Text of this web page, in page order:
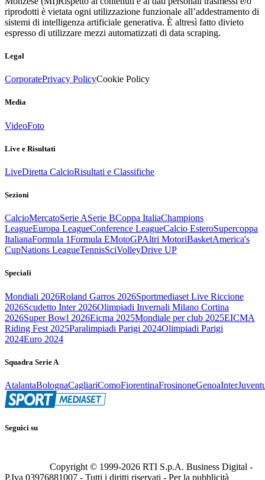
riprodotti è vietata ogni utilizzazione funzionale all’addestramento di
sistemi di intelligenza artificiale generativa. È altresì fatto divieto
espresso di utilizzare mezzi automatizzati di data scraping.
Legal
CorporatePrivacy PolicyCookie Policy
Media
VideoFoto
Live e Risultati
LiveDiretta CalcioRisultati e Classifiche
Sezioni
CalcioMercatoSerie ASerie BCoppa ItaliaChampions
LeagueEuropa LeagueConference LeagueCalcio EsteroSupercoppa
ItalianaFormula 1Formula EMotoGPAltri MotoriBasketAmerica's
CupNations LeagueTennisSciVolleyDrive UP
Speciali
Mondiali 2026Roland Garros 2026Sportmediaset Live Riccione
2026Scudetto Inter 2026Olimpiadi Invernali Milano Cortina
2026Super Bowl 2026Eicma 2025Mondiale per club 2025EICMA
Riding Fest 2025Paralimpiadi Parigi 2024Olimpiadi Parigi
2024Euro 2024
Squadra Serie A
AtalantaBolognaCagliariComoFiorentinaFrosinoneGenoaInter
Seguici su
Copyright © 1999-2026 RTI S.p.A. Business Digital -
P.Iva 03976881007 - Tutti i diritti riservati - Per la pubblicità